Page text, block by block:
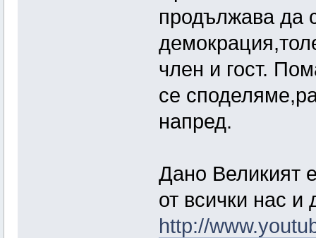
продължава да
член и гост.
се
напред.
Дано Великият
от всички нас и
http://